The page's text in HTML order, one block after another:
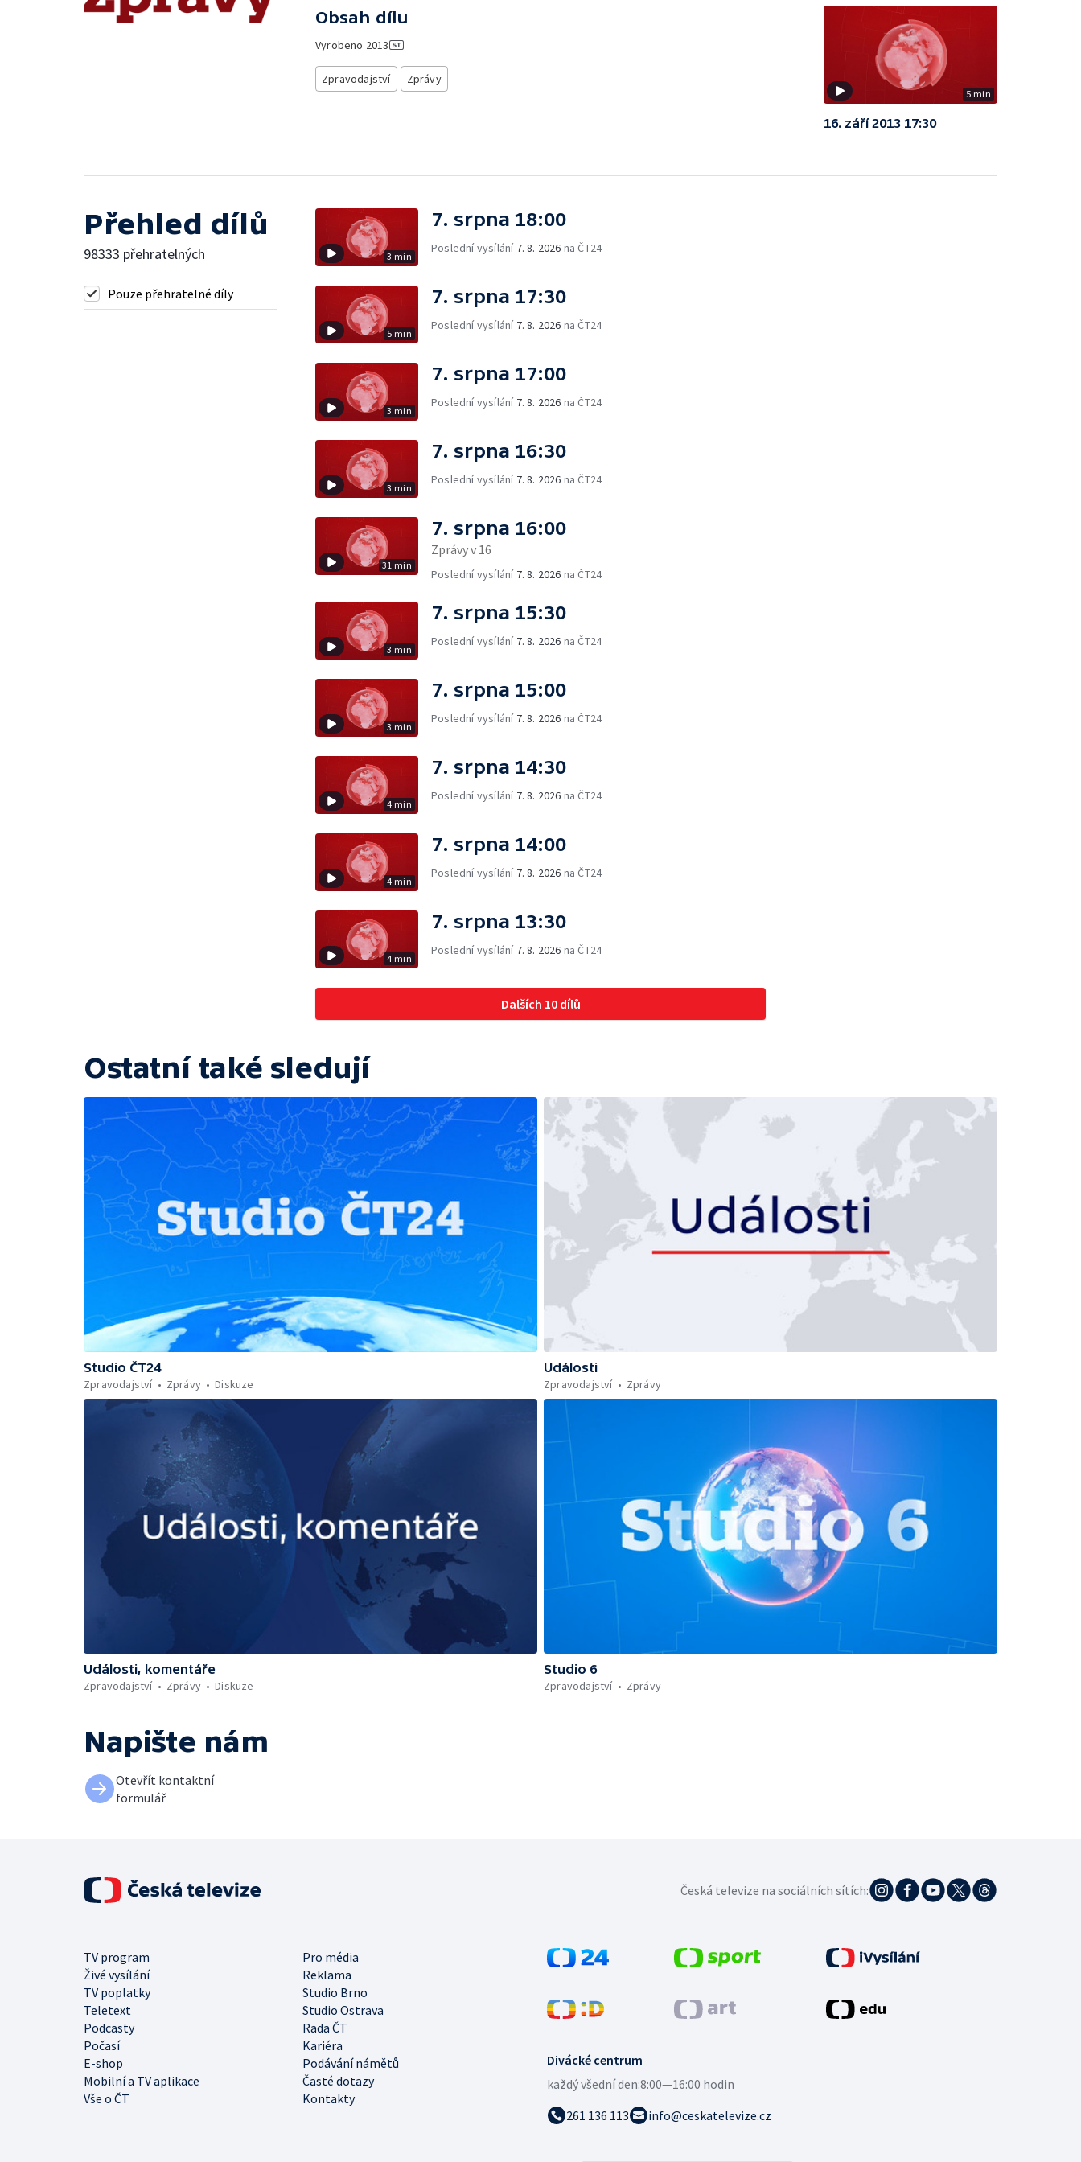
Obsah dílu
Vyrobeno 2013
Zpravodajství Zprávy
5 min
16. září 2013 17:30
Přehled dílů
98333 přehratelných
Pouze přehratelné díly
3 min
7. srpna 18:00
Poslední vysílání 7. 8. 2026 na ČT24
5 min
7. srpna 17:30
Poslední vysílání 7. 8. 2026 na ČT24
3 min
7. srpna 17:00
Poslední vysílání 7. 8. 2026 na ČT24
3 min
7. srpna 16:30
Poslední vysílání 7. 8. 2026 na ČT24
31 min
7. srpna 16:00
Zprávy v 16
Poslední vysílání 7. 8. 2026 na ČT24
3 min
7. srpna 15:30
Poslední vysílání 7. 8. 2026 na ČT24
3 min
7. srpna 15:00
Poslední vysílání 7. 8. 2026 na ČT24
4 min
7. srpna 14:30
Poslední vysílání 7. 8. 2026 na ČT24
4 min
7. srpna 14:00
Poslední vysílání 7. 8. 2026 na ČT24
4 min
7. srpna 13:30
Poslední vysílání 7. 8. 2026 na ČT24
Dalších 10 dílů
Ostatní také sledují
Studio ČT24
Zpravodajství
Zprávy Diskuze
Události
Zpravodajství
Zprávy
Události, komentáře
Zpravodajství
Zprávy Diskuze
Studio 6
Zpravodajství
Zprávy
Napište nám
Otevřít kontaktní
formulář
Divácké centrum
každý všední den:8:00—16:00 hodin
261 136 113
info@ceskatelevize.cz
TV program
Pro média
Živé vysílání
Reklama
TV poplatky
Studio Brno
Teletext
Studio Ostrava
Podcasty
Rada ČT
Počasí
Kariéra
E-shop
Podávání námětů
Mobilní a TV aplikace
Časté dotazy
Vše o ČT
Kontakty
Česká televize na sociálních sítích: